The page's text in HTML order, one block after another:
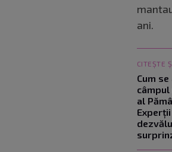
ani.
CITEȘTE
Cum se
al
Experții